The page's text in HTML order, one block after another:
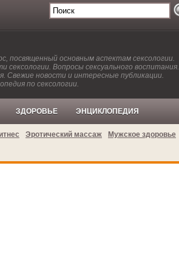
посвященный основным аспектам сексологии.
сексологии. Вопросы сексуального воспитания.
Свежие новости и интересные публикации.
по сексологии.
ЗДОРОВЬЕ ЭНЦИКЛОПЕДИЯ
Эротический массаж Мужское здоровье